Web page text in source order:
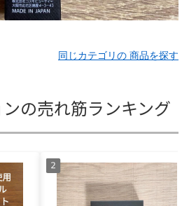
同じカテゴリの 商品を探す
の売れ筋ランキング